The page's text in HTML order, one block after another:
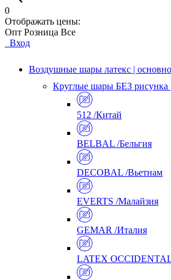
0
Отображать цены:
Опт Розница Все
Вход
Воздушные шары латекс |
Круглые шары БЕЗ рисунка
512 /Китай
BELBAL /Бельгия
DECOBAL /Вьетнам
EVERTS /Малайзия
GEMAR /Италия
LATEX